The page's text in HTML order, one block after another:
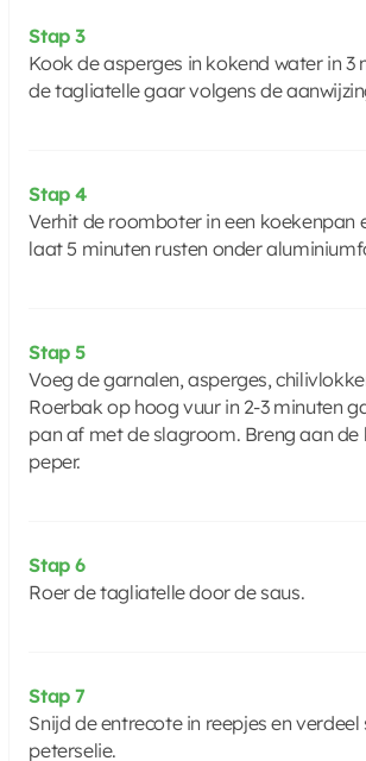
Stap 3
Kook de asperges in kokend water in
de tagliatelle gaar volgens de
Stap 4
Verhit de roomboter in een koekenpan
laat 5 minuten rusten onder
Stap 5
Voeg de garnalen, asperges,
Roerbak op hoog vuur in 2-3 minuten
pan af met de slagroom. Breng aan
peper.
Stap 6
Roer de tagliatelle door de saus.
Stap 7
Snijd de entrecote in reepjes en
peterselie.